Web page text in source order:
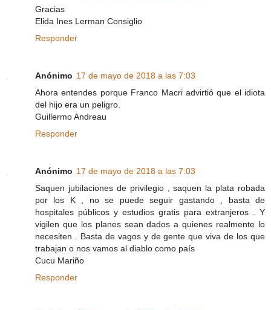
Gracias
Elida Ines Lerman Consiglio
Responder
Anónimo 17 de mayo de 2018 a las 7:03
Ahora entendes porque Franco Macri advirtió que el idiota
del hijo era un peligro.
Guillermo Andreau
Responder
Anónimo 17 de mayo de 2018 a las 7:03
Saquen jubilaciones de privilegio , saquen la plata robada
por los K , no se puede seguir gastando , basta de
hospitales públicos y estudios gratis para extranjeros . Y
vigilen que los planes sean dados a quienes realmente lo
necesiten . Basta de vagos y de gente que viva de los que
trabajan o nos vamos al diablo como país
Cucu Mariño
Responder